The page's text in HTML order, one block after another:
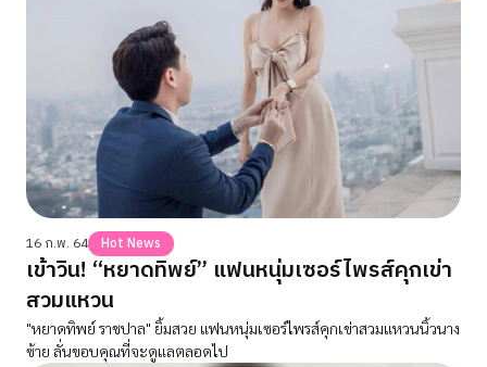
16 ก.พ. 64 Hot News
เข้าวิน! “หยาดทิพย์” แฟนหนุ่มเซอร์ไพรส์คุกเข่า
สวมแหวน
"หยาดทิพย์ ราชปาล" ยิ้มสวย แฟนหนุ่มเซอร์ไพรส์คุกเข่าสวมแหวนนิ้วนาง
ซ้าย ลั่นขอบคุณที่จะดูแลตลอดไป